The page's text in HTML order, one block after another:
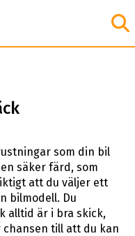
som din bil
säker färd, som
att du väljer ett
bilmodell. Du
alltid är i bra skick,
chansen till att du kan